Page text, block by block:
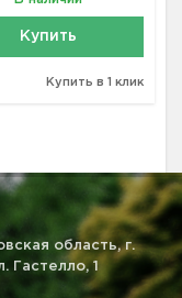
Купить
Купить в 1 клик
область, г.
Гастелло, 1